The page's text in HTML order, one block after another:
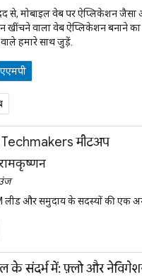
से, मोबाइल वेब पर ऐप्लिकेशन
खींचने वाला वेब ऐप्लिकेशन बनाने
हमारे साथ जुड़ें.
एएमपी
मीटअप
लीड और समुदाय के सदस्यों की एक
के संदर्भ में: फ़्लो और